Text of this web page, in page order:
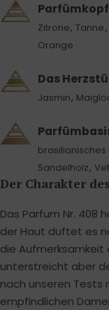
Zitrone, Tanne,
Orange
Das
Jasmin,
brasilianisches
Sandelholz,
Der Charakter
Das Parfum Nr. 408
der Haut duftet es
die Aufmerksamkeit
unterstreicht aber
nach unseren Tests
empfindlichen